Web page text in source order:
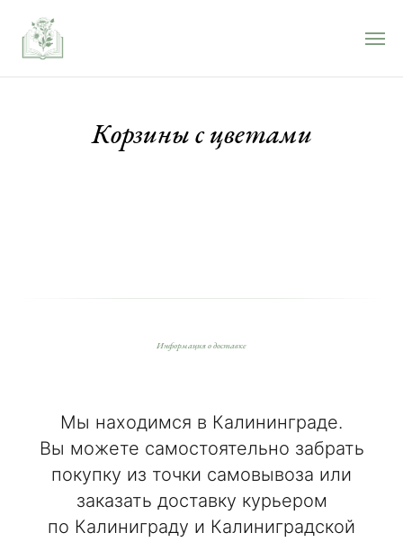
Корзины с цветами
Информация о доставке
Мы находимся в Калининграде.
Вы можете самостоятельно забрать
покупку из точки самовывоза или
заказать доставку курьером
по Калиниграду и Калиниградской